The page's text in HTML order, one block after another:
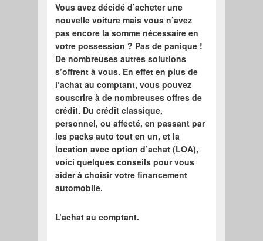
Vous avez décidé d’acheter une
nouvelle voiture mais vous n’avez
pas encore la somme nécessaire en
votre possession ? Pas de panique !
De nombreuses autres solutions
s’offrent à vous. En effet en plus de
l’achat au comptant, vous pouvez
souscrire à de nombreuses offres de
crédit. Du crédit classique,
personnel, ou affecté, en passant par
les packs auto tout en un, et la
location avec option d’achat (LOA),
voici quelques conseils pour vous
aider à choisir votre financement
automobile.
L’achat au comptant.